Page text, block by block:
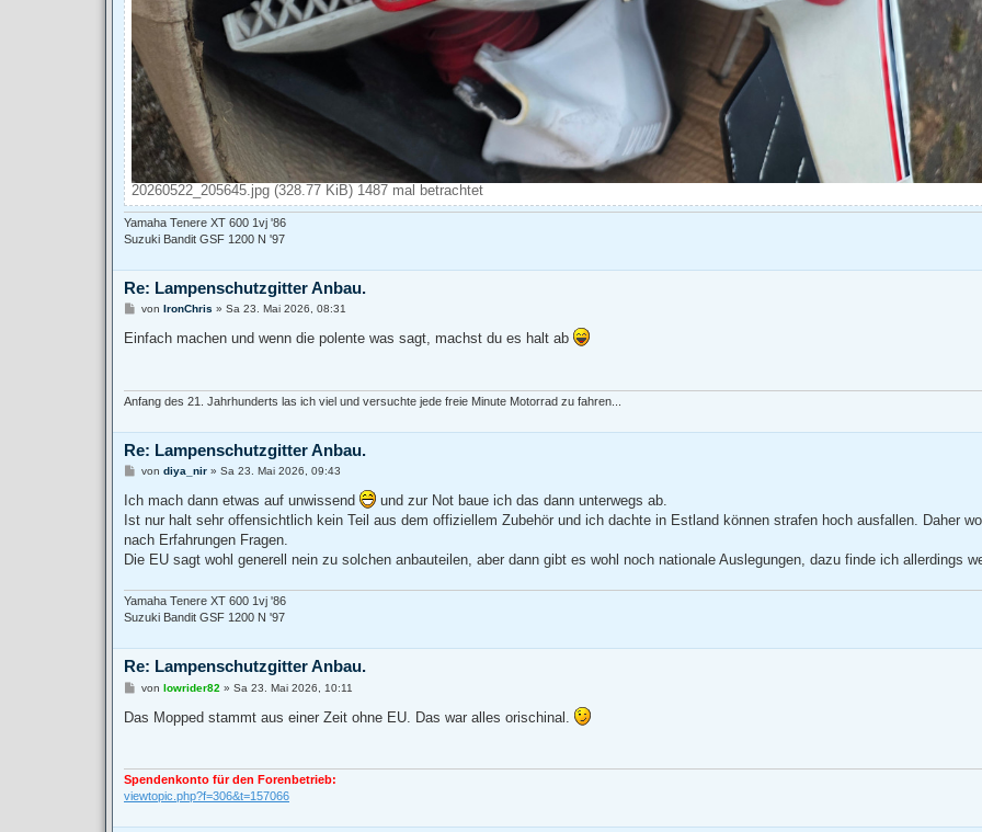
20260522_205645.jpg (328.77 KiB) 1487 mal betrachtet
Yamaha Tenere XT 600 1vj '86
Suzuki Bandit GSF 1200 N '97
Re: Lampenschutzgitter Anbau.
B
i
t
von IronChris » Sa 23. Mai 2026, 08:31
Einfach machen und wenn die polente was sagt, machst du es halt ab
Anfang des 21. Jahrhunderts las ich viel und versuchte jede freie Minute Motorrad zu fahren...
Re: Lampenschutzgitter Anbau.
B
i
r
a
von diya_nir» Sa 23. Mai 2026, 09:43
Ich mach dann etwas auf unwissend
und zur Not baue ich das dann unterwegs ab.
Ist nur halt sehr offensichtlich kein Teil aus dem offiziellem Zubehör und ich dachte in Estland können strafen hoch ausfallen. Daher
nach Erfahrungen Fragen.
Die EU sagt wohl generell nein zu solchen anbauteilen, aber dann gibt es wohl noch nationale Auslegungen, dazu finde ich allerdings
Yamaha Tenere XT 600 1vj '86
Suzuki Bandit GSF 1200 N '97
Re: Lampenschutzgitter Anbau.
B
i
t
von lowrider82 » Sa 23. Mai 2026, 10:11
Das Mopped stammt aus einer Zeit ohne EU. Das war alles orischinal.
Spendenkonto für den Forenbetrieb:
viewtopic.php?f=306&t=157066